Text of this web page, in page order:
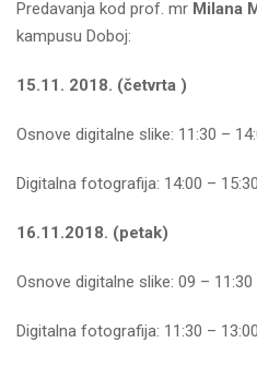
Predavanja kod prof. mr Milana
kampusu Doboj:
15.11. 2018. (četvrta )
Osnove digitalne slike: 11:30 –
Digitalna fotografija: 14:00 –
16.11.2018. (petak)
Osnove digitalne slike: 09 –
Digitalna fotografija: 11:30 –